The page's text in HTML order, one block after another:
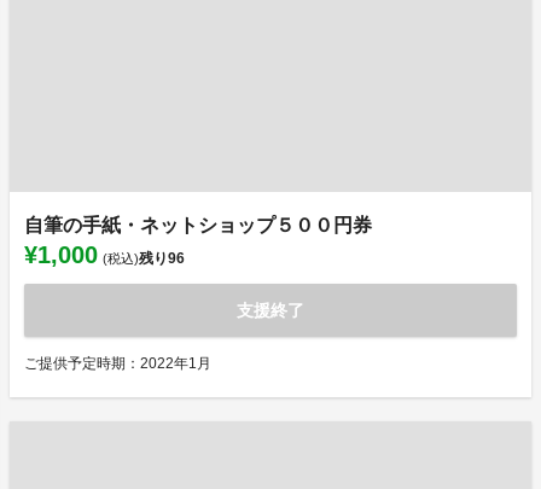
自筆の手紙・ネットショップ５００円券
¥1,000 (税込)残り96
支援終了
ご提供予定時期：2022年1月